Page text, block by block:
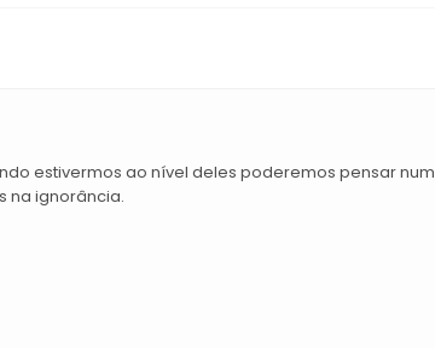
estivermos ao nível deles poderemos pensar num
na ignorância.